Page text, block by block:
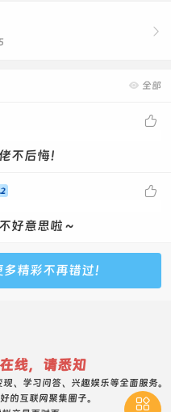

 全部

不后悔！

好意思啦～
精彩不再错过！

线，请悉知
、学习问答、兴趣娱乐等全面服务。
的互联网聚集圈子。